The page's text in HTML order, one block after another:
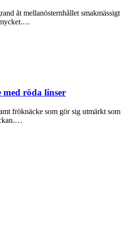
åt mellanösternhållet smakmässigt
röda linser
fröknäcke som gör sig utmärkt som